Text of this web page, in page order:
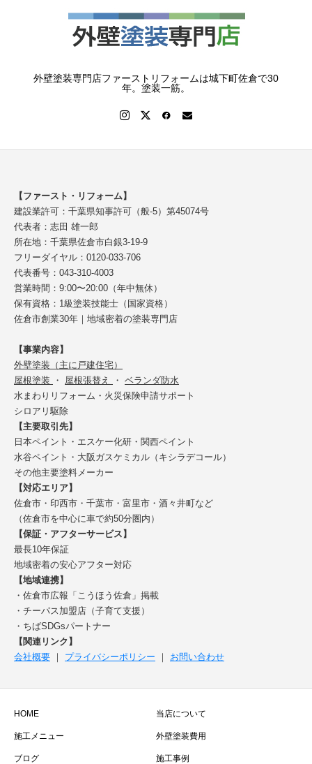
外壁塗装専門店ファーストリフォームは城下町佐倉で30
年。塗装一筋。
【ファースト・リフォーム】
建設業許可：千葉県知事許可（般-5）第45074号
代表者：志田 雄一郎
所在地：千葉県佐倉市白銀3-19-9
フリーダイヤル：0120-033-706
代表番号：043-310-4003
営業時間：9:00〜20:00（年中無休）
保有資格：1級塗装技能士（国家資格）
佐倉市創業30年｜地域密着の塗装専門店
【事業内容】
外壁塗装（主に戸建住宅）
屋根塗装
・ 屋根張替え ・ ベランダ防水
水まわりリフォーム・火災保険申請サポート
シロアリ駆除
【主要取引先】
日本ペイント・エスケー化研・関西ペイント
水谷ペイント・大阪ガスケミカル（キシラデコール）
その他主要塗料メーカー
【対応エリア】
佐倉市・印西市・千葉市・富里市・酒々井町など
（佐倉市を中心に車で約50分圏内）
【保証・アフターサービス】
最長10年保証
地域密着の安心アフター対応
【地域連携】
・佐倉市広報「こうほう佐倉」掲載
・チーパス加盟店（子育て支援）
・ちばSDGsパートナー
【関連リンク】
会社概要 ｜ プライバシーポリシー ｜ お問い合わせ
HOME 当店について
施工メニュー 外壁塗装費用
ブログ 施工事例